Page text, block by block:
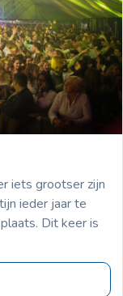
ongekend
iets grootser zijn
ieder jaar te
Dit keer is